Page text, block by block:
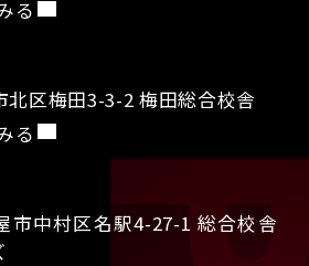
る
北区梅田3-3-2 梅田総合校舎
る
市中村区名駅4-27-1 総合校舎